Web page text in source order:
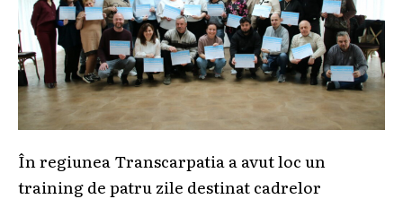
În regiunea Transcarpatia a avut loc un
training de patru zile destinat cadrelor